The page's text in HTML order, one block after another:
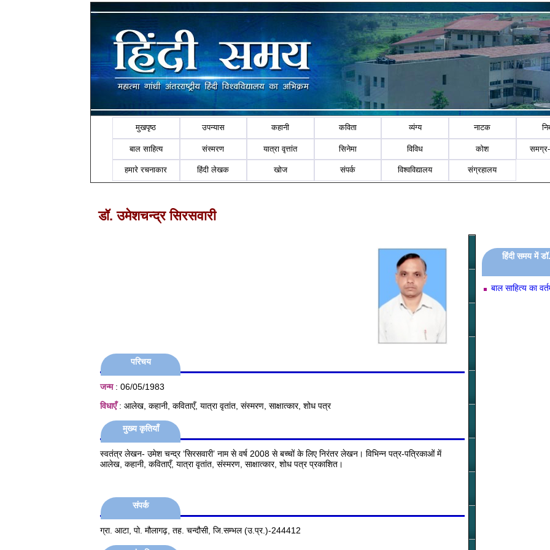
मुखपृष्ठ उपन्यास कहानी कविता व्यंग्य नाटक
बाल साहित्य संस्मरण यात्रा वृत्तांत सिनेमा विविध कोश
हमारे रचनाकार हिंदी लेखक खोज संपर्क विश्वविद्यालय संग्रहालय
डॉ. उमेशचन्द्र सिरसवारी
परिचय
जन्म: 06/05/1983
विधाएँ: आलेख, कहानी, कविताएँ, यात्रा वृतांत, संस्मरण, साक्षात्कार, शोध पत्र
मुख्य कृतियाँ
स्वतंत्र लेखन- उमेश चन्द्र ‘सिरसवारी’ नाम से वर्ष 2008 से बच्चों के लिए निरंतर लेखन। विभिन्न पत्र-पत्रिकाओं में
आलेख, कहानी, कविताएँ, यात्रा वृतांत, संस्मरण, साक्षात्कार, शोध पत्र प्रकाशित।
संपर्क
ग्रा. आटा, पो. मौलागढ़, तह. चन्दौसी, जि.सम्भल (उ.प्र.)-244412
हिंदी समय में
बाल साहित्य का